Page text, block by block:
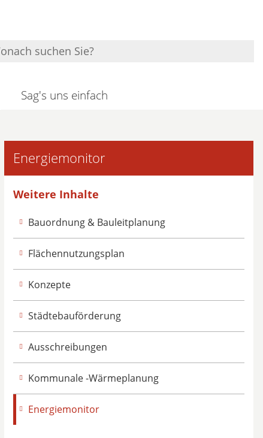
Sag's uns einfach
Energiemonitor
Weitere Inhalte
Bauordnung & Bauleitplanung
Flächennutzungsplan
Konzepte
Städtebauförderung
Ausschreibungen
Kommunale -Wärmeplanung
Energiemonitor